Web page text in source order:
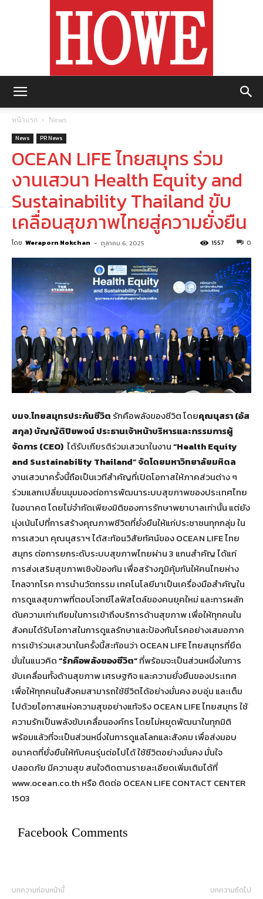
หน้าแรก News
News PR News
OCEAN LIFE ไทยสมุทร ร่วม
งานเสวนา Health Equity and
Sustainability Thailand ขับ
เคลื่อนสุขภาพไทยสู่ความยั่งยืน
โดย Weraporn Nokchan - ตุลาคม 6, 2025 0
1557
บมจ.ไทยสมุทรประกันชีวิต รักคือพลังของชีวิต โดยคุณนุสรา (อัส
สกุล) บัญญัติปิยพจน์ ประธานเจ้าหน้าบริหารและกรรมการผู้
จัดการ (CEO) ได้รับเกียรติร่วมเสวนาในงาน“Health Equity
and Sustainability Thailand”จัดโดยมหาวิทยาลัยมหิดล
งานเสวนาครั้งนี้ถือเป็นเวทีสำคัญที่เปิดโอกาสให้ภาคส่วนต่าง ๆ
ร่วมแลกเปลี่ยนมุมมองต่อการพัฒนาระบบสุขภาพของประเทศไทย
ในอนาคต โดยไม่จำกัดเพียงมิติของการรักษาพยาบาลเท่านั้น แต่ยัง
มุ่งเน้นไปที่การสร้างคุณภาพชีวิตที่ยั่งยืนให้แก่ประชาชนทุกกลุ่ม ใน
การเสวนา คุณนุสราฯ ได้สะท้อนวิสัยทัศน์ของ OCEAN LIFE ไทย
สมุทร ต่อการยกระดับระบบสุขภาพไทยผ่าน 3 แกนสำคัญ ได้แก่
การส่งเสริมสุขภาพเชิงป้องกัน เพื่อสร้างภูมิคุ้มกันให้คนไทยห่าง
ไกลจากโรค การนำนวัตกรรม เทคโนโลยีมาเป็นเครื่องมือสำคัญใน
การดูแลสุขภาพที่ตอบโจทย์ไลฟ์สไตล์ของคนยุคใหม่ และการผลัก
ดันความเท่าเทียมในการเข้าถึงบริการด้านสุขภาพ เพื่อให้ทุกคนใน
สังคมได้รับโอกาสในการดูแลรักษาและป้องกันโรคอย่างเสมอภาค
การเข้าร่วมเสวนาในครั้งนี้สะท้อนว่า OCEAN LIFE ไทยสมุทรที่ยึด
มั่นในแนวคิด“รักคือพลังของชีวิต”ที่พร้อมจะเป็นส่วนหนึ่งในการ
ขับเคลื่อนทั้งด้านสุขภาพ เศรษฐกิจ และความยั่งยืนของประเทศ
เพื่อให้ทุกคนในสังคมสามารถใช้ชีวิตได้อย่างมั่นคง อบอุ่น และเต็ม
ไปด้วยโอกาสแห่งความสุขอย่างแท้จริง OCEAN LIFE ไทยสมุทร ใช้
ความรักเป็นพลังขับเคลื่อนองค์กร โดยไม่หยุดพัฒนาในทุกมิติ
พร้อมแล้วที่จะเป็นส่วนหนึ่งในการดูแลโลกและสังคม เพื่อส่งมอบ
อนาคตที่ยั่งยืนให้กับคนรุ่นต่อไปได้ ใช้ชีวิตอย่างมั่นคง มั่นใจ
ปลอดภัย มีความสุข สนใจติดตามรายละเอียดเพิ่มเติมได้ที่
www.ocean.co.th หรือ ติดต่อ OCEAN LIFE CONTACT CENTER
1503
Facebook Comments
บทความก่อนหน้านี้ บทความถัดไป